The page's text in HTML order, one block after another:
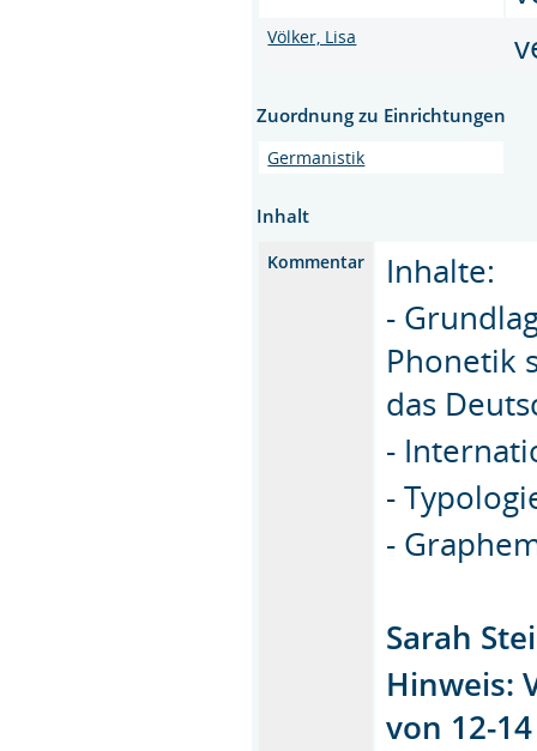
Völker, Lisa
Zuordnung zu Einrichtungen
Germanistik
Inhalt
Kommentar
Inhalte:
-
Phonetik
das
-
-
-
Sarah
Hinweis:
von 12-